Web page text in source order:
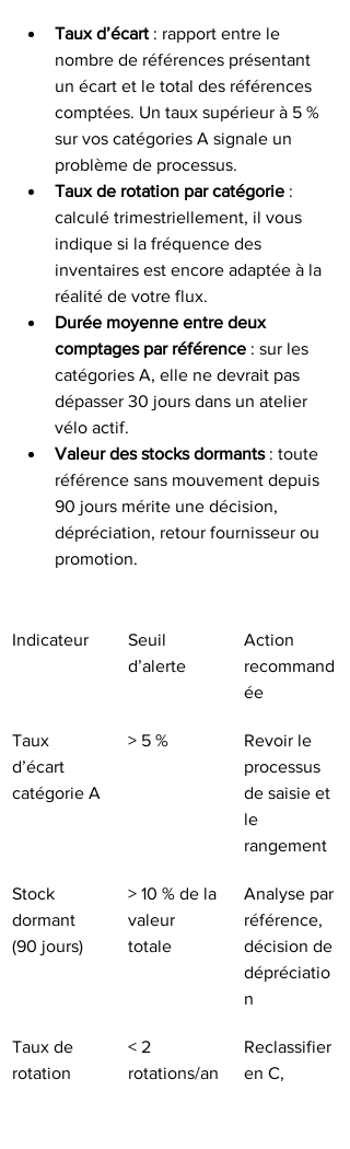
Taux d’écart : rapport entre le
nombre de références présentant
un écart et le total des références
comptées. Un taux supérieur à 5 %
sur vos catégories A signale un
problème de processus.
Taux de rotation par catégorie :
calculé trimestriellement, il vous
indique si la fréquence des
inventaires est encore adaptée à la
réalité de votre flux.
Durée moyenne entre deux
comptages par référence : sur les
catégories A, elle ne devrait pas
dépasser 30 jours dans un atelier
vélo actif.
Valeur des stocks dormants : toute
référence sans mouvement depuis
90 jours mérite une décision,
dépréciation, retour fournisseur ou
promotion.
Indicateur
Seuil
d’alerte
Action
recommand
ée
Taux
d’écart
catégorie A
> 5 %
Revoir le
processus
de saisie et
le
rangement
Stock
dormant
(90 jours)
> 10 % de la
valeur
totale
Analyse par
référence,
décision de
dépréciatio
n
Taux de
rotation
< 2
rotations/an
Reclassifier
en C,